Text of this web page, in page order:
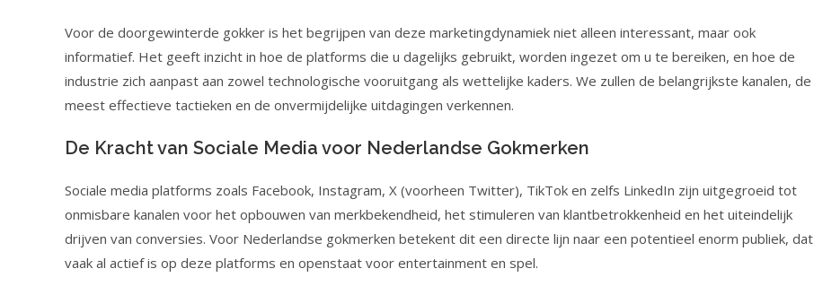
Voor de doorgewinterde gokker is het begrijpen van deze marketingdynamiek niet alleen interessant, maar ook
informatief. Het geeft inzicht in hoe de platforms die u dagelijks gebruikt, worden ingezet om u te bereiken, en hoe de
industrie zich aanpast aan zowel technologische vooruitgang als wettelijke kaders. We zullen de belangrijkste kanalen, de
meest effectieve tactieken en de onvermijdelijke uitdagingen verkennen.
De Kracht van Sociale Media voor Nederlandse Gokmerken
Sociale media platforms zoals Facebook, Instagram, X (voorheen Twitter), TikTok en zelfs LinkedIn zijn uitgegroeid tot
onmisbare kanalen voor het opbouwen van merkbekendheid, het stimuleren van klantbetrokkenheid en het uiteindelijk
drijven van conversies. Voor Nederlandse gokmerken betekent dit een directe lijn naar een potentieel enorm publiek, dat
vaak al actief is op deze platforms en openstaat voor entertainment en spel.